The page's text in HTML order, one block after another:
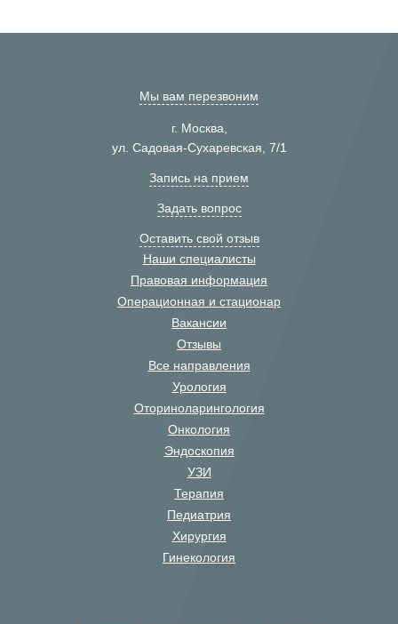
Мы вам перезвоним
г. Москва,
ул. Садовая-Сухаревская, 7/1
Запись на прием
Задать вопрос
Оставить свой отзыв
Наши специалисты
Правовая информация
Операционная и стационар
Вакансии
Отзывы
Все направления
Урология
Оториноларингология
Онкология
Эндоскопия
УЗИ
Терапия
Педиатрия
Хирургия
Гинекология